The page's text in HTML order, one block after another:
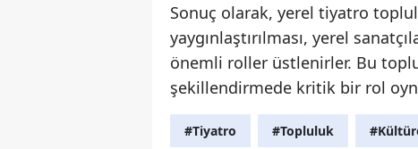
Sonuç olarak, yerel tiyatro
yaygınlaştırılması, yerel
önemli roller üstlenirler. Bu
şekillendirmede kritik bir rol
#Tiyatro #Topluluk